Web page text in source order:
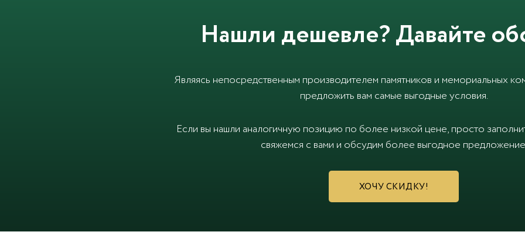
Нашли дешевле? Давайте
Являясь непосредственным производителем памятников и мемориальных
предложить вам самые выгодные условия.
Если вы нашли аналогичную позицию по более низкой цене, просто
свяжемся с вами и обсудим более выгодное
ХОЧУ СКИДКУ!